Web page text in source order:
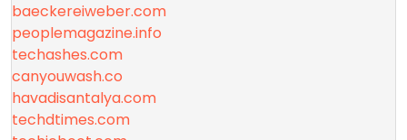
baeckereiweber.com
peoplemagazine.info
techashes.com
canyouwash.co
havadisantalya.com
techdtimes.com